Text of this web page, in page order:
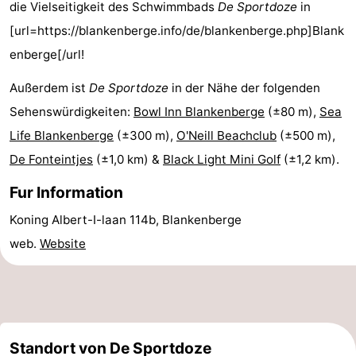
Forum
Route
-
Parken
-
Küstetram
Medizin
Adressen
Region
Zeeuws-
Sluis
-
die Vielseitigkeit des Schwimmbads De Sportdoze in
[url=https://blankenberge.info/de/blankenberge.php]Blank
enberge[/url!
Außerdem ist De Sportdoze in der Nähe der folgenden
Sehenswürdigkeiten: Bowl Inn Blankenberge (±80 m), Sea
Life Blankenberge (±300 m), O'Neill Beachclub (±500 m),
De Fonteintjes (±1,0 km) & Black Light Mini Golf (±1,2 km).
Fur Information
Koning Albert-I-laan 114b, Blankenberge
web. Website
Standort von De Sportdoze